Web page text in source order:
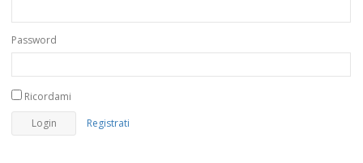
Password
Ricordami
Registrati